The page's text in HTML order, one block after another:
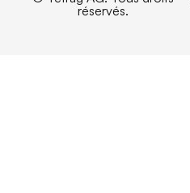
réservés.